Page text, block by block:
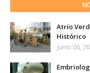
Atrio
Histórico
junio 06,